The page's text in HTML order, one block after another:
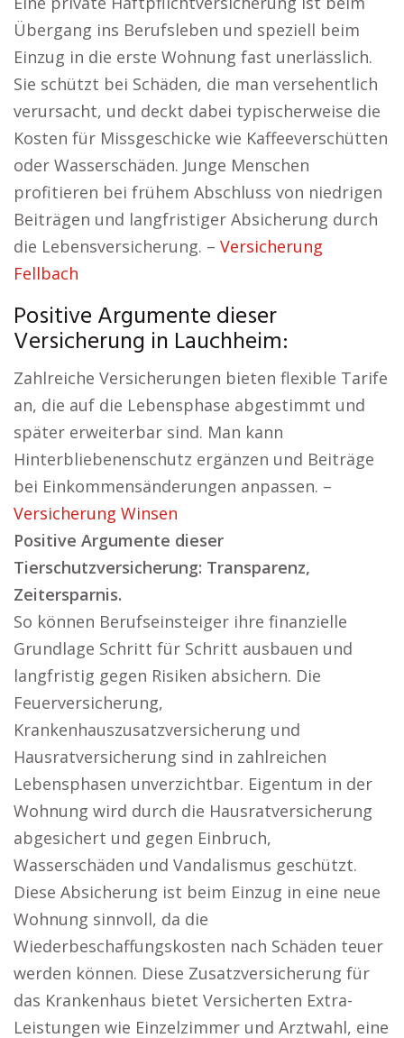
Übergang ins Berufsleben und speziell beim
Einzug in die erste Wohnung fast unerlässlich.
Sie schützt bei Schäden, die man versehentlich
verursacht, und deckt dabei typischerweise die
Kosten für Missgeschicke wie Kaffeeverschütten
oder Wasserschäden. Junge Menschen
profitieren bei frühem Abschluss von niedrigen
Beiträgen und langfristiger Absicherung durch
die Lebensversicherung. – Versicherung
Fellbach
Positive Argumente dieser
Versicherung in Lauchheim:
Zahlreiche Versicherungen bieten flexible Tarife
an, die auf die Lebensphase abgestimmt und
später erweiterbar sind. Man kann
Hinterbliebenenschutz ergänzen und Beiträge
bei Einkommensänderungen anpassen. –
Versicherung Winsen
Positive Argumente dieser
Tierschutzversicherung: Transparenz,
Zeitersparnis.
So können Berufseinsteiger ihre finanzielle
Grundlage Schritt für Schritt ausbauen und
langfristig gegen Risiken absichern. Die
Feuerversicherung,
Krankenhauszusatzversicherung und
Hausratversicherung sind in zahlreichen
Lebensphasen unverzichtbar. Eigentum in der
Wohnung wird durch die Hausratversicherung
abgesichert und gegen Einbruch,
Wasserschäden und Vandalismus geschützt.
Diese Absicherung ist beim Einzug in eine neue
Wohnung sinnvoll, da die
Wiederbeschaffungskosten nach Schäden teuer
werden können. Diese Zusatzversicherung für
das Krankenhaus bietet Versicherten Extra-
Leistungen wie Einzelzimmer und Arztwahl, eine